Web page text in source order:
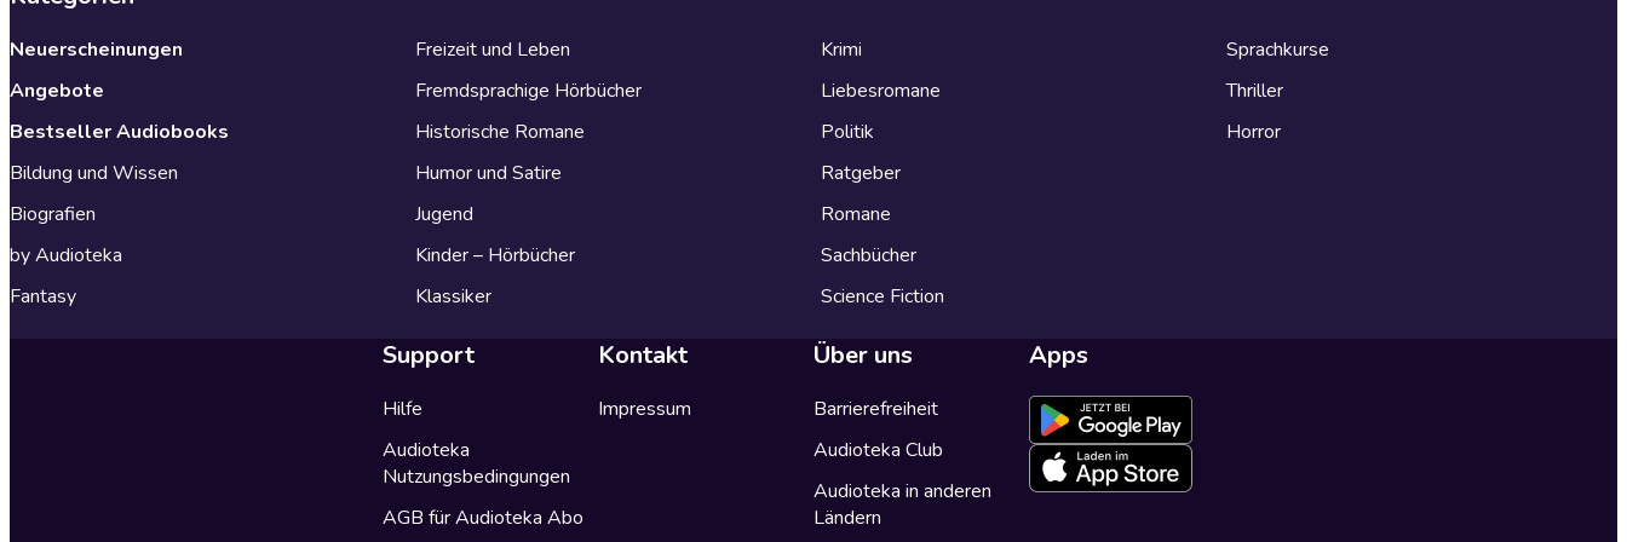
Neuerscheinungen
Angebote
Bestseller Audiobooks
Bildung und Wissen
Biografien
by Audioteka
Fantasy
Freizeit und Leben
Fremdsprachige Hörbücher
Historische Romane
Humor und Satire
Jugend
Kinder – Hörbücher
Klassiker
Krimi
Liebesromane
Politik
Ratgeber
Romane
Sachbücher
Science Fiction
Sprachkurse
Thriller
Horror
Support
Hilfe
Audioteka
Nutzungsbedingungen
AGB für Audioteka Abo
Kontakt
Impressum
Über uns
Barrierefreiheit
Audioteka Club
Audioteka in anderen
Ländern
Apps